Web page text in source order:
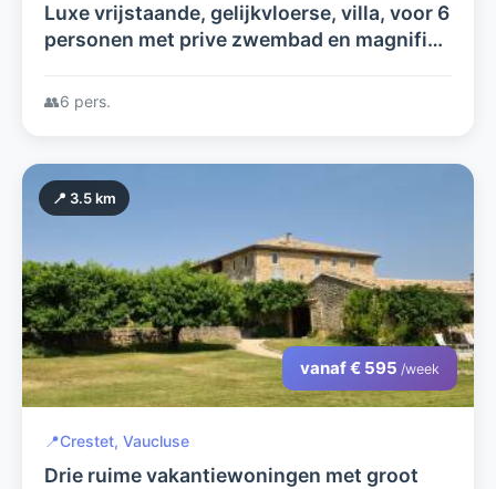
Luxe vrijstaande, gelijkvloerse, villa, voor 6
personen met prive zwembad en magnifiek
in de Provence.
👥6 pers.
📍 3.5 km
vanaf € 595 /week
📍Crestet, Vaucluse
Drie ruime vakantiewoningen met groot